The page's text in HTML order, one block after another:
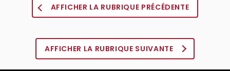
AFFICHER LA RUBRIQUE PRÉCÉDENTE
AFFICHER LA RUBRIQUE SUIVANTE